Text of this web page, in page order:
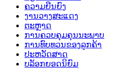
ຄວາມຍືນຍົງ
ງານວາງສະແດງ
ຕະຫຼາດ
ການຄວບຄຸມຄຸນນະພາບ
ການທົບທວນຂອງລູກຄ້າ
ປະຫວັດສາດ
ບລັອກຍອດນິຍົມ